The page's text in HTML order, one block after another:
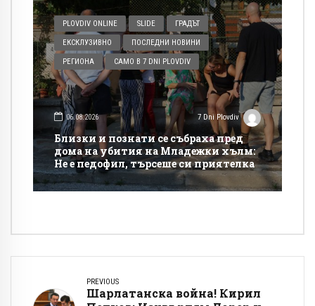
PLOVDIV ONLINE SLIDE ГРАДЪТ
ЕКСКЛУЗИВНО ПОСЛЕДНИ НОВИНИ
РЕГИОНА САМО В 7 DNI PLOVDIV
06.08.2026 7 Dni Plovdiv
Близки и познати се събраха пред
дома на убития на Младежки хълм:
Не е педофил, търсеше си приятелка
PREVIOUS
Шарлатанска война! Кирил